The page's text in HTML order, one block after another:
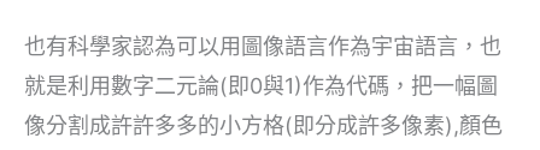
也有科學家認為可以用圖像語言作為宇宙語言，也
就是利用數字二元論(即0與1)作為代碼，把一幅圖
像分割成許許多多的小方格(即分成許多像素),顏色